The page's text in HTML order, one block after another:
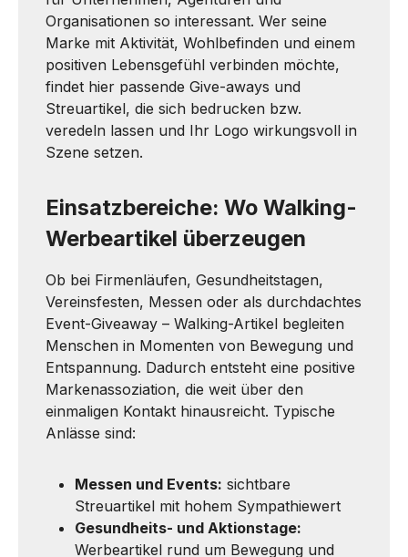
Organisationen so interessant. Wer seine
Marke mit Aktivität, Wohlbefinden und einem
positiven Lebensgefühl verbinden möchte,
findet hier passende Give-aways und
Streuartikel, die sich bedrucken bzw.
veredeln lassen und Ihr Logo wirkungsvoll in
Szene setzen.
Einsatzbereiche: Wo Walking-
Werbeartikel überzeugen
Ob bei Firmenläufen, Gesundheitstagen,
Vereinsfesten, Messen oder als durchdachtes
Event-Giveaway – Walking-Artikel begleiten
Menschen in Momenten von Bewegung und
Entspannung. Dadurch entsteht eine positive
Markenassoziation, die weit über den
einmaligen Kontakt hinausreicht. Typische
Anlässe sind:
Messen und Events: sichtbare
Streuartikel mit hohem Sympathiewert
Gesundheits- und Aktionstage:
Werbeartikel rund um Bewegung und